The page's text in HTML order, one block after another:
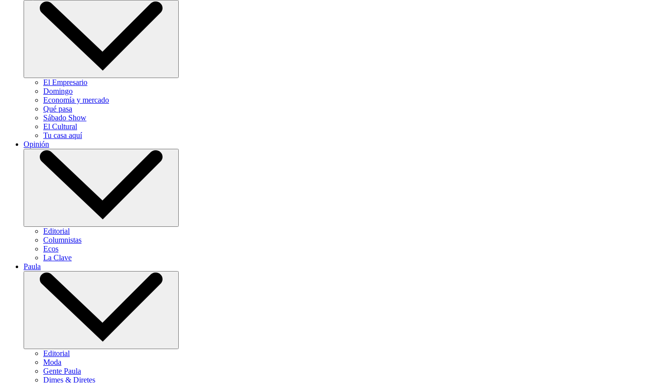
El Empresario
Domingo
Economía y mercado
Qué pasa
Sábado Show
El Cultural
Tu casa aquí
Opinión
Editorial
Columnistas
Ecos
La Clave
Paula
Editorial
Moda
Gente Paula
Dimes & Diretes